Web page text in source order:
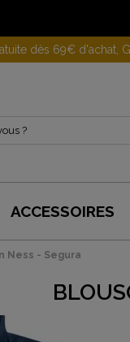
Gagnez 10 euros
ACCESSOIRES
Ness - Segura